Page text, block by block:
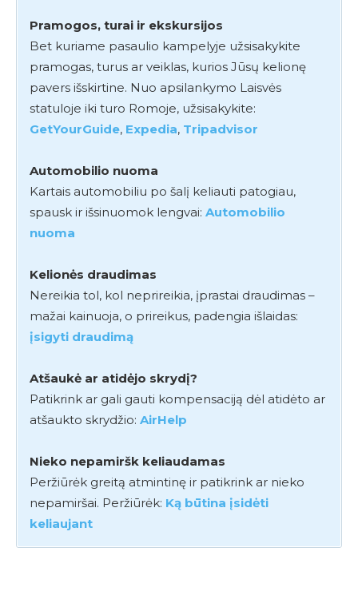
Pramogos, turai ir ekskursijos
Bet kuriame pasaulio kampelyje užsisakykite
pramogas, turus ar veiklas, kurios Jūsų kelionę
pavers išskirtine. Nuo apsilankymo Laisvės
statuloje iki turo Romoje, užsisakykite:
GetYourGuide, Expedia, Tripadvisor
Automobilio nuoma
Kartais automobiliu po šalį keliauti patogiau,
spausk ir išsinuomok lengvai: Automobilio
nuoma
Kelionės draudimas
Nereikia tol, kol neprireikia, įprastai draudimas –
mažai kainuoja, o prireikus, padengia išlaidas:
įsigyti draudimą
Atšaukė ar atidėjo skrydį?
Patikrink ar gali gauti kompensaciją dėl atidėto ar
atšaukto skrydžio: AirHelp
Nieko nepamiršk keliaudamas
Peržiūrėk greitą atmintinę ir patikrink ar nieko
nepamiršai. Peržiūrėk: Ką būtina įsidėti
keliaujant